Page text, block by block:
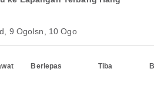
9 OgoIsn, 10 Ogo
Berlepas Tiba